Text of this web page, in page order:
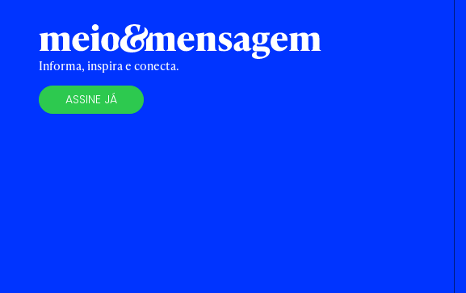
Informa, inspira e conecta.
ASSINE JÁ